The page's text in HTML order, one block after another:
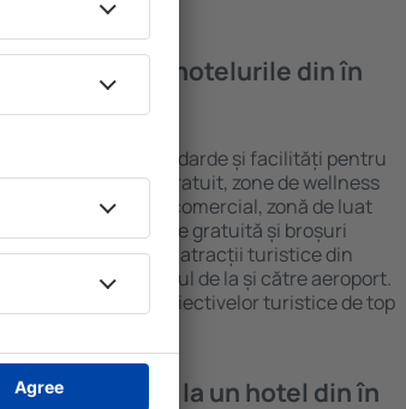
voi găsi ȋn hotelurile din în
au diferite standarde și facilități pentru
sunt Wi-Fi gratuit, zone de wellness
în cameră, centru comercial, zonă de luat
pentru copii, parcare gratuită și broșuri
mai interesante atracții turistice din
includ și transferul de la și către aeroport.
vizitarea obiectivelor turistice de top
de cazare la un hotel din în